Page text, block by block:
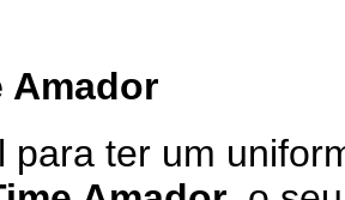
Amador
ter um